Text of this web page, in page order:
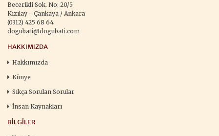
Becerikli Sok. No: 20/5
Kızılay - Çankaya / Ankara
(0312) 425 68 64
dogubati@dogubati.com
HAKKIMIZDA
Hakkımızda
Künye
Sıkça Sorulan Sorular
İnsan Kaynakları
BILGILER